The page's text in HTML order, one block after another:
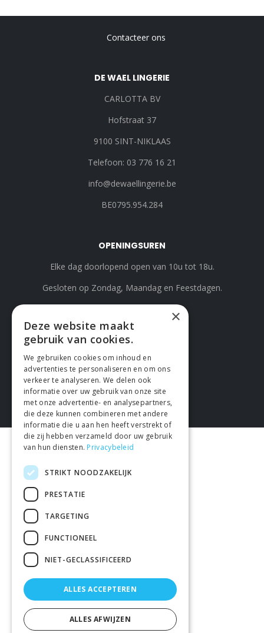
Contacteer ons
DE WAEL LINGERIE
CARLOTTA BV
Hofstraat 37
9100 SINT-NIKLAAS
Telefoon: 03 776 16 21
info@dewaellingerie.be
BE0795.954.284
OPENINGSUREN
Elke dag doorlopend open van 10u tot 18u.
Gesloten op Zondag, Maandag en Feestdagen.
×
Deze website maakt
gebruik van cookies.
We gebruiken cookies om inhoud en
advertenties te personaliseren en om ons
verkeer te analyseren. We delen ook
informatie over uw gebruik van onze site
met onze advertentie- en analysepartners,
die deze kunnen combineren met andere
informatie die u aan hen heeft verstrekt of
die zij hebben verzameld door uw gebruik
van hun diensten. Privacybeleid
STRIKT NOODZAKELIJK
PRESTATIE
TARGETING
FUNCTIONEEL
NIET-GECLASSIFICEERD
ALLES ACCEPTEREN
ALLES AFWIJZEN